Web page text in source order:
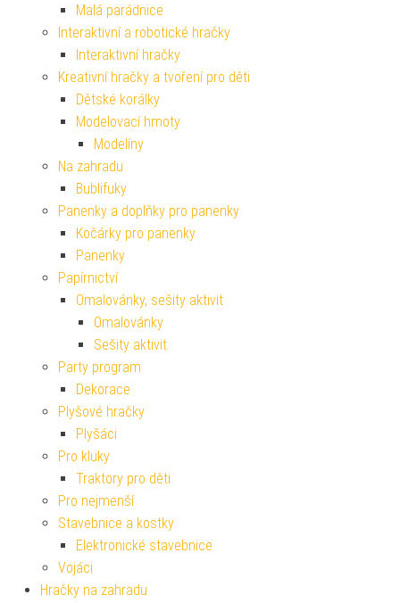
Malá parádnice
Interaktivní a robotické hračky
Interaktivní hračky
Kreativní hračky a tvoření pro děti
Dětské korálky
Modelovací hmoty
Modelíny
Na zahradu
Bublifuky
Panenky a doplňky pro panenky
Kočárky pro panenky
Panenky
Papírnictví
Omalovánky, sešity aktivit
Omalovánky
Sešity aktivit
Party program
Dekorace
Plyšové hračky
Plyšáci
Pro kluky
Traktory pro děti
Pro nejmenší
Stavebnice a kostky
Elektronické stavebnice
Vojáci
Hračky na zahradu